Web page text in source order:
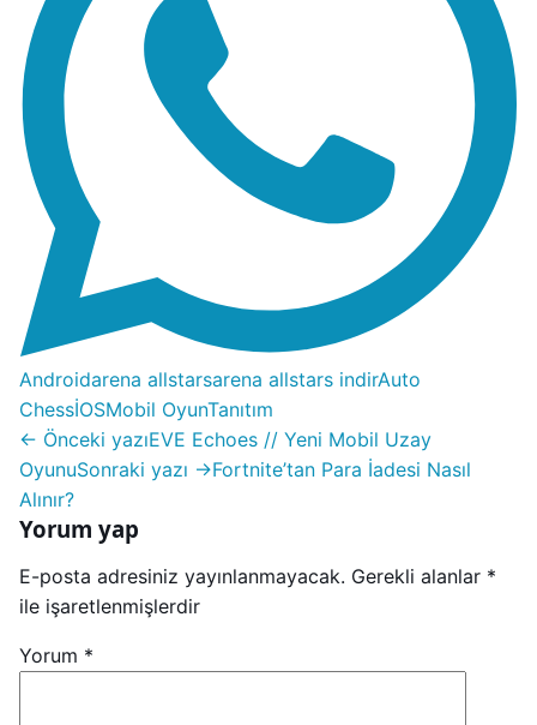
Androidarena allstarsarena allstars indirAuto
ChessİOSMobil OyunTanıtım
← Önceki yazıEVE Echoes // Yeni Mobil Uzay
OyunuSonraki yazı →Fortnite’tan Para İadesi Nasıl
Alınır?
Yorum yap
E-posta adresiniz yayınlanmayacak. Gerekli alanlar *
ile işaretlenmişlerdir
Yorum *